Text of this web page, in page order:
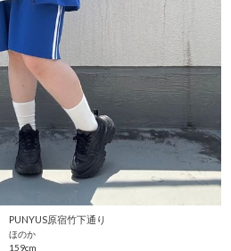
PUNYUS原宿竹下通り
ほのか
159cm